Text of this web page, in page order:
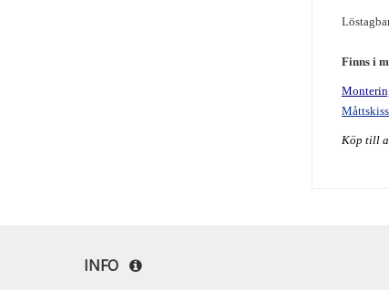
Finns i
Måttskiss
Köp till
INFO